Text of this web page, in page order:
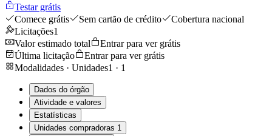
Testar grátis
Comece grátis
Sem cartão de crédito
Cobertura nacional
Licitações1
Valor estimado total
Entrar para ver grátis
Última licitação
Entrar para ver grátis
Modalidades · Unidades1 · 1
Dados do órgão
Atividade e valores
Estatísticas
Unidades compradoras 1